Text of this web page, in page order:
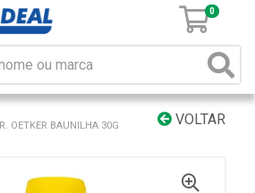
0
VOLTAR
OETKER BAUNILHA 30G